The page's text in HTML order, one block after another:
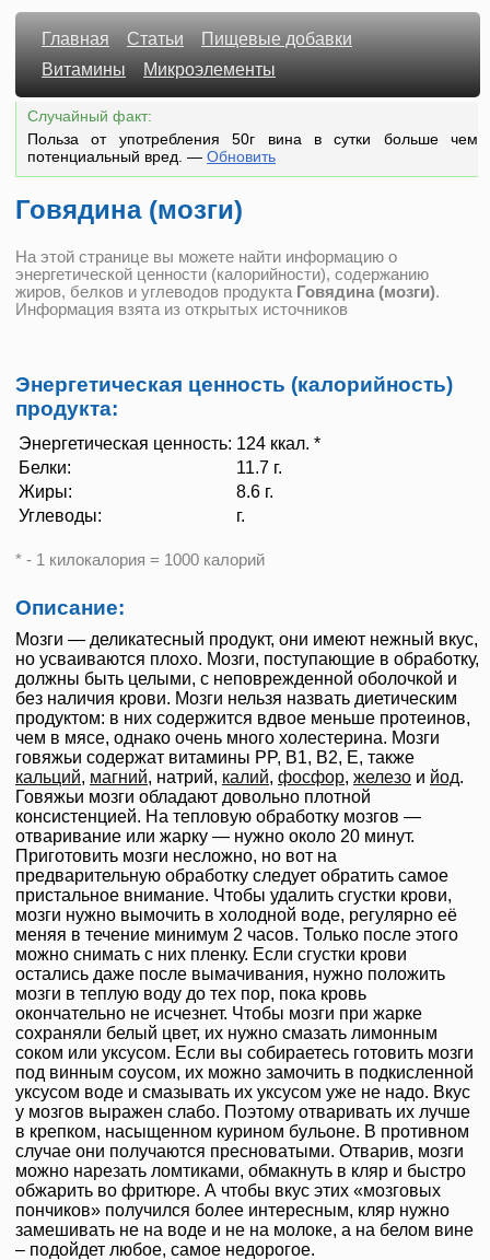
Главная Статьи
Пищевые добавки
Витамины
Микроэлементы
Случайный факт:
Польза от употребления 50г вина в сутки больше чем
потенциальный вред. — Обновить
Говядина (мозги)
На этой странице вы можете найти информацию о
энергетической ценности (калорийности), содержанию
жиров, белков и углеводов продукта Говядина (мозги).
Информация взята из открытых источников
Энергетическая ценность (калорийность)
продукта:
Энергетическая ценность: 124 ккал. *
Белки:
11.7 г.
Жиры:
8.6 г.
Углеводы:
г.
* - 1 килокалория = 1000 калорий
Описание:
Мозги — деликатесный продукт, они имеют нежный вкус,
но усваиваются плохо. Мозги, поступающие в обработку,
должны быть целыми, с неповрежденной оболочкой и
без наличия крови. Мозги нельзя назвать диетическим
продуктом: в них содержится вдвое меньше протеинов,
чем в мясе, однако очень много холестерина. Мозги
говяжьи содержат витамины PP, B1, B2, E, также
кальций, магний, натрий, калий, фосфор, железо и йод.
Говяжьи мозги обладают довольно плотной
консистенцией. На тепловую обработку мозгов —
отваривание или жарку — нужно около 20 минут.
Приготовить мозги несложно, но вот на
предварительную обработку следует обратить самое
пристальное внимание. Чтобы удалить сгустки крови,
мозги нужно вымочить в холодной воде, регулярно её
меняя в течение минимум 2 часов. Только после этого
можно снимать с них пленку. Если сгустки крови
остались даже после вымачивания, нужно положить
мозги в теплую воду до тех пор, пока кровь
окончательно не исчезнет. Чтобы мозги при жарке
сохраняли белый цвет, их нужно смазать лимонным
соком или уксусом. Если вы собираетесь готовить мозги
под винным соусом, их можно замочить в подкисленной
уксусом воде и смазывать их уксусом уже не надо. Вкус
у мозгов выражен слабо. Поэтому отваривать их лучше
в крепком, насыщенном курином бульоне. В противном
случае они получаются пресноватыми. Отварив, мозги
можно нарезать ломтиками, обмакнуть в кляр и быстро
обжарить во фритюре. А чтобы вкус этих «мозговых
пончиков» получился более интересным, кляр нужно
замешивать не на воде и не на молоке, а на белом вине
– подойдет любое, самое недорогое.